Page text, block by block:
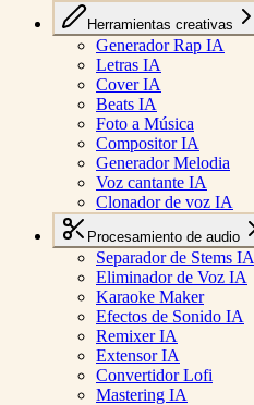
Herramientas creativas
Generador Rap IA
Letras IA
Cover IA
Beats IA
Foto a Música
Compositor IA
Generador Melodia
Voz cantante IA
Clonador de voz IA
Procesamiento de audio
Separador de Stems IA
Eliminador de Voz IA
Karaoke Maker
Efectos de Sonido IA
Remixer IA
Extensor IA
Convertidor Lofi
Mastering IA